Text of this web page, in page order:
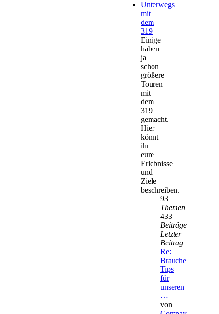
Unterwegs
mit
dem
319
Einige
haben
ja
schon
größere
Touren
mit
dem
319
gemacht.
Hier
könnt
ihr
eure
Erlebnisse
und
Ziele
beschreiben.
93
Themen
433
Beiträge
Letzter
Beitrag
Re:
Brauche
Tips
für
unseren
…
von